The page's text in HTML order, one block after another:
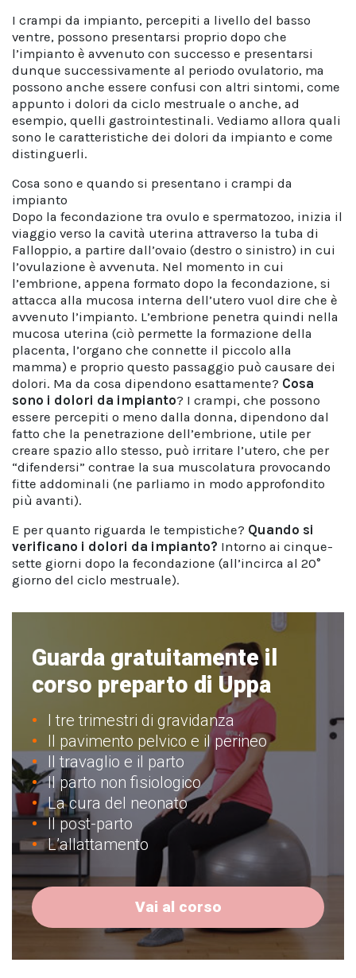
I crampi da impianto, percepiti a livello del basso
ventre, possono presentarsi proprio dopo che
l’impianto è avvenuto con successo e presentarsi
dunque successivamente al periodo ovulatorio, ma
possono anche essere confusi con altri sintomi, come
appunto i dolori da ciclo mestruale o anche, ad
esempio, quelli gastrointestinali. Vediamo allora quali
sono le caratteristiche dei dolori da impianto e come
distinguerli.
Cosa sono e quando si presentano i crampi da
impianto
Dopo la fecondazione tra ovulo e spermatozoo, inizia il
viaggio verso la cavità uterina attraverso la tuba di
Falloppio, a partire dall’ovaio (destro o sinistro) in cui
l’ovulazione è avvenuta. Nel momento in cui
l’embrione, appena formato dopo la fecondazione, si
attacca alla mucosa interna dell’utero vuol dire che è
avvenuto l’impianto. L’embrione penetra quindi nella
mucosa uterina (ciò permette la formazione della
placenta, l’organo che connette il piccolo alla
mamma) e proprio questo passaggio può causare dei
dolori. Ma da cosa dipendono esattamente? Cosa
sono i dolori da impianto? I crampi, che possono
essere percepiti o meno dalla donna, dipendono dal
fatto che la penetrazione dell’embrione, utile per
creare spazio allo stesso, può irritare l’utero, che per
“difendersi” contrae la sua muscolatura provocando
fitte addominali (ne parliamo in modo approfondito
più avanti).
E per quanto riguarda le tempistiche? Quando si
verificano i dolori da impianto? Intorno ai cinque-
sette giorni dopo la fecondazione (all’incirca al 20°
giorno del ciclo mestruale).
Guarda gratuitamente il
corso preparto di Uppa
I tre trimestri di gravidanza
Il pavimento pelvico e il perineo
Il travaglio e il parto
Il parto non fisiologico
La cura del neonato
Il post-parto
L’allattamento
Vai al corso